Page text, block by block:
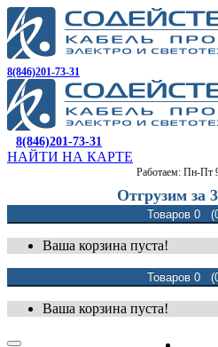
8(846)201-73-31
8(846)201-73-31
НАЙТИ НА КАРТЕ
Работаем: Пн-Пт
Отгрузим за
Товаров 0
Ваша корзина пуста!
Товаров 0
Ваша корзина пуста!